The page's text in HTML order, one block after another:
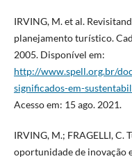
IRVING, M. et al.
planejamento turístico.
2005. Disponível em:
http://www.spell.org.br/
significados-em-
Acesso em: 15 ago. 2021.
IRVING, M.; FRAGELLI,
oportunidade de inovação